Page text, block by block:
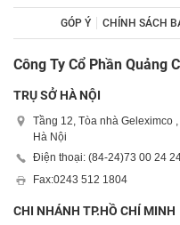
GÓP Ý CHÍNH SÁCH
Công Ty Cổ Phần Quảng
TRỤ SỞ HÀ NỘI
Tầng 12, Tòa nhà Geleximco
Hà Nội
Điện thoại: (84-24)73 00 24
Fax:0243 512 1804
CHI NHÁNH TP.HỒ CHÍ MINH